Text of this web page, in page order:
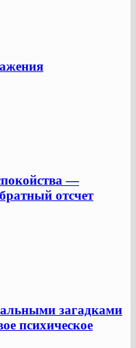
—
отсчет
загадками
психическое